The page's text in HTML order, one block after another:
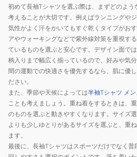
初めて長袖Tシャツを選ぶ際は、まずどのよ
考えることが大切です。例えばランニングや
気性がよく汗をかいてもすぐ乾くタイプがお
アやウォーキングなどで紫外線対策を重視す
ているものを選ぶと安心です。デザイン面で
柄入りまで幅広く揃っているので、好みや気
間の運動での快適さを優先するなら、肌に優
ださい。
また、季節や天候によっては半袖Tシャツ メ
ことも考えましょう。重ね着をするときは、
のものを選ぶと動きやすくなります。サイズ
よりも少しゆとりがあるサイズを選ぶと、重
ます。
最後に、長袖Tシャツはスポーツだけでなく